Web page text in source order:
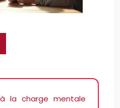
la charge mentale